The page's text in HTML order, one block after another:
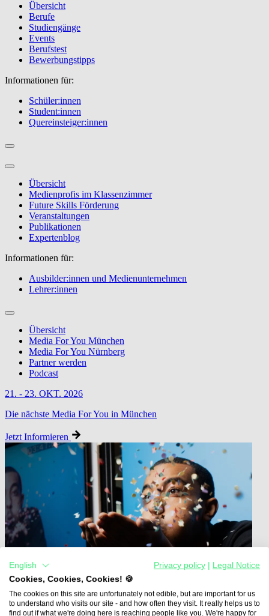
Übersicht
Berufe
Studiengänge
Events
Berufstest
Bewerbungstipps
Informationen für:
Schüler:innen
Student:innen
Quereinsteiger:innen
Übersicht
Medienprofis im Klassenzimmer
Future Skills Förderung
Veranstaltungen
Publikationen
Expertenblog
Informationen für:
Ausbilder:innen und Medienunternehmen
Lehrer:innen
Übersicht
Media For You München
Media For You Nürnberg
Partner werden
Podcast
21. - 23. OKT. 2026
Die nächste Media For You in München
Jetzt Informieren
English Privacy policy
Legal Notice
Cookies, Cookies, Cookies! 🍪
The cookies on this site are unfortunately not edible, but are important for us
to understand who visits our site - and how often they visit. It really helps us to
find out if what we're doing here is reaching people like you. We're happy for